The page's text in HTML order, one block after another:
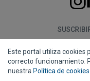
Este portal utiliza cookies
correcto funcionamiento.
nuestra Política de cookies